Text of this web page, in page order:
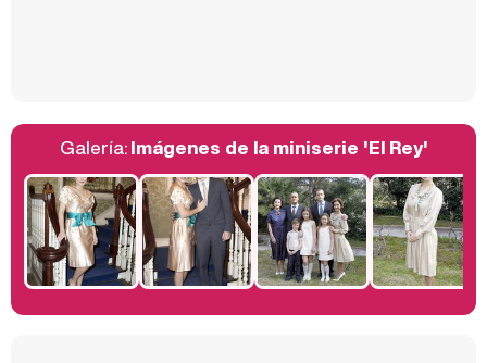
Manu Baqueiro: "Tuve como referente a Bruce Willis en 'Luz de Luna' para mi trabajo en la serie 'Perdiendo el juicio'"
Galería:Imágenes de la miniserie 'El Rey'